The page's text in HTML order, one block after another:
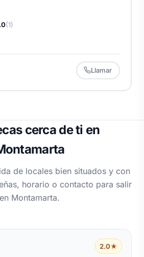
(1)
Llamar
cerca de ti en
de locales bien situados y con
horario o contacto para salir
en Montamarta.
2.0★